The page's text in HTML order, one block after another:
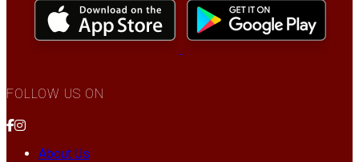
FOLLOW US ON
About Us